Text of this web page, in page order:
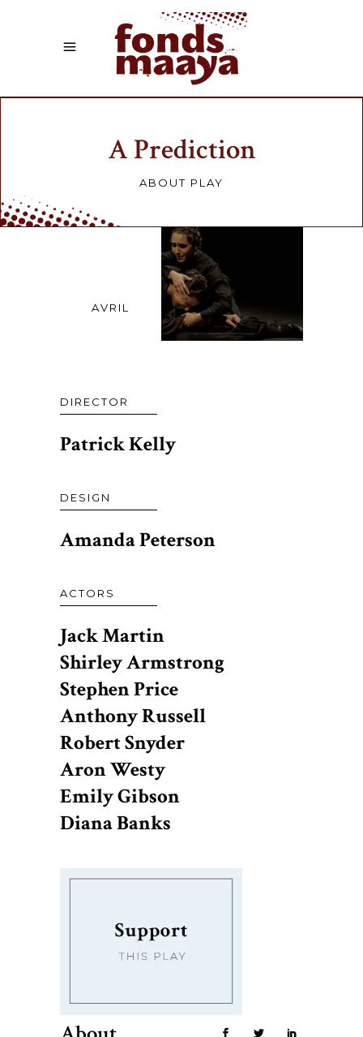
A Prediction
ABOUT PLAY
AVRIL
DIRECTOR
Patrick Kelly
DESIGN
Amanda Peterson
ACTORS
Jack Martin
Shirley Armstrong
Stephen Price
Anthony Russell
Robert Snyder
Aron Westy
Emily Gibson
Diana Banks